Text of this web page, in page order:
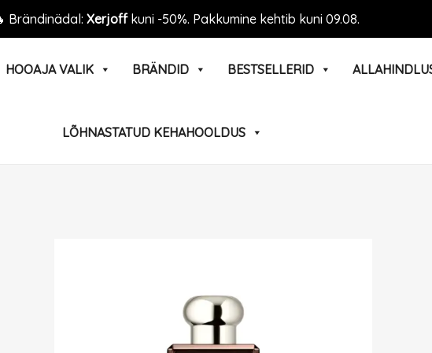
Brändinädal: Xerjoffkuni -50%. Pakkumine kehtib kuni 09.08.
HOOAJA VALIK BRÄNDID BESTSELLERID
LÕHNASTATUD KEHAHOOLDUS